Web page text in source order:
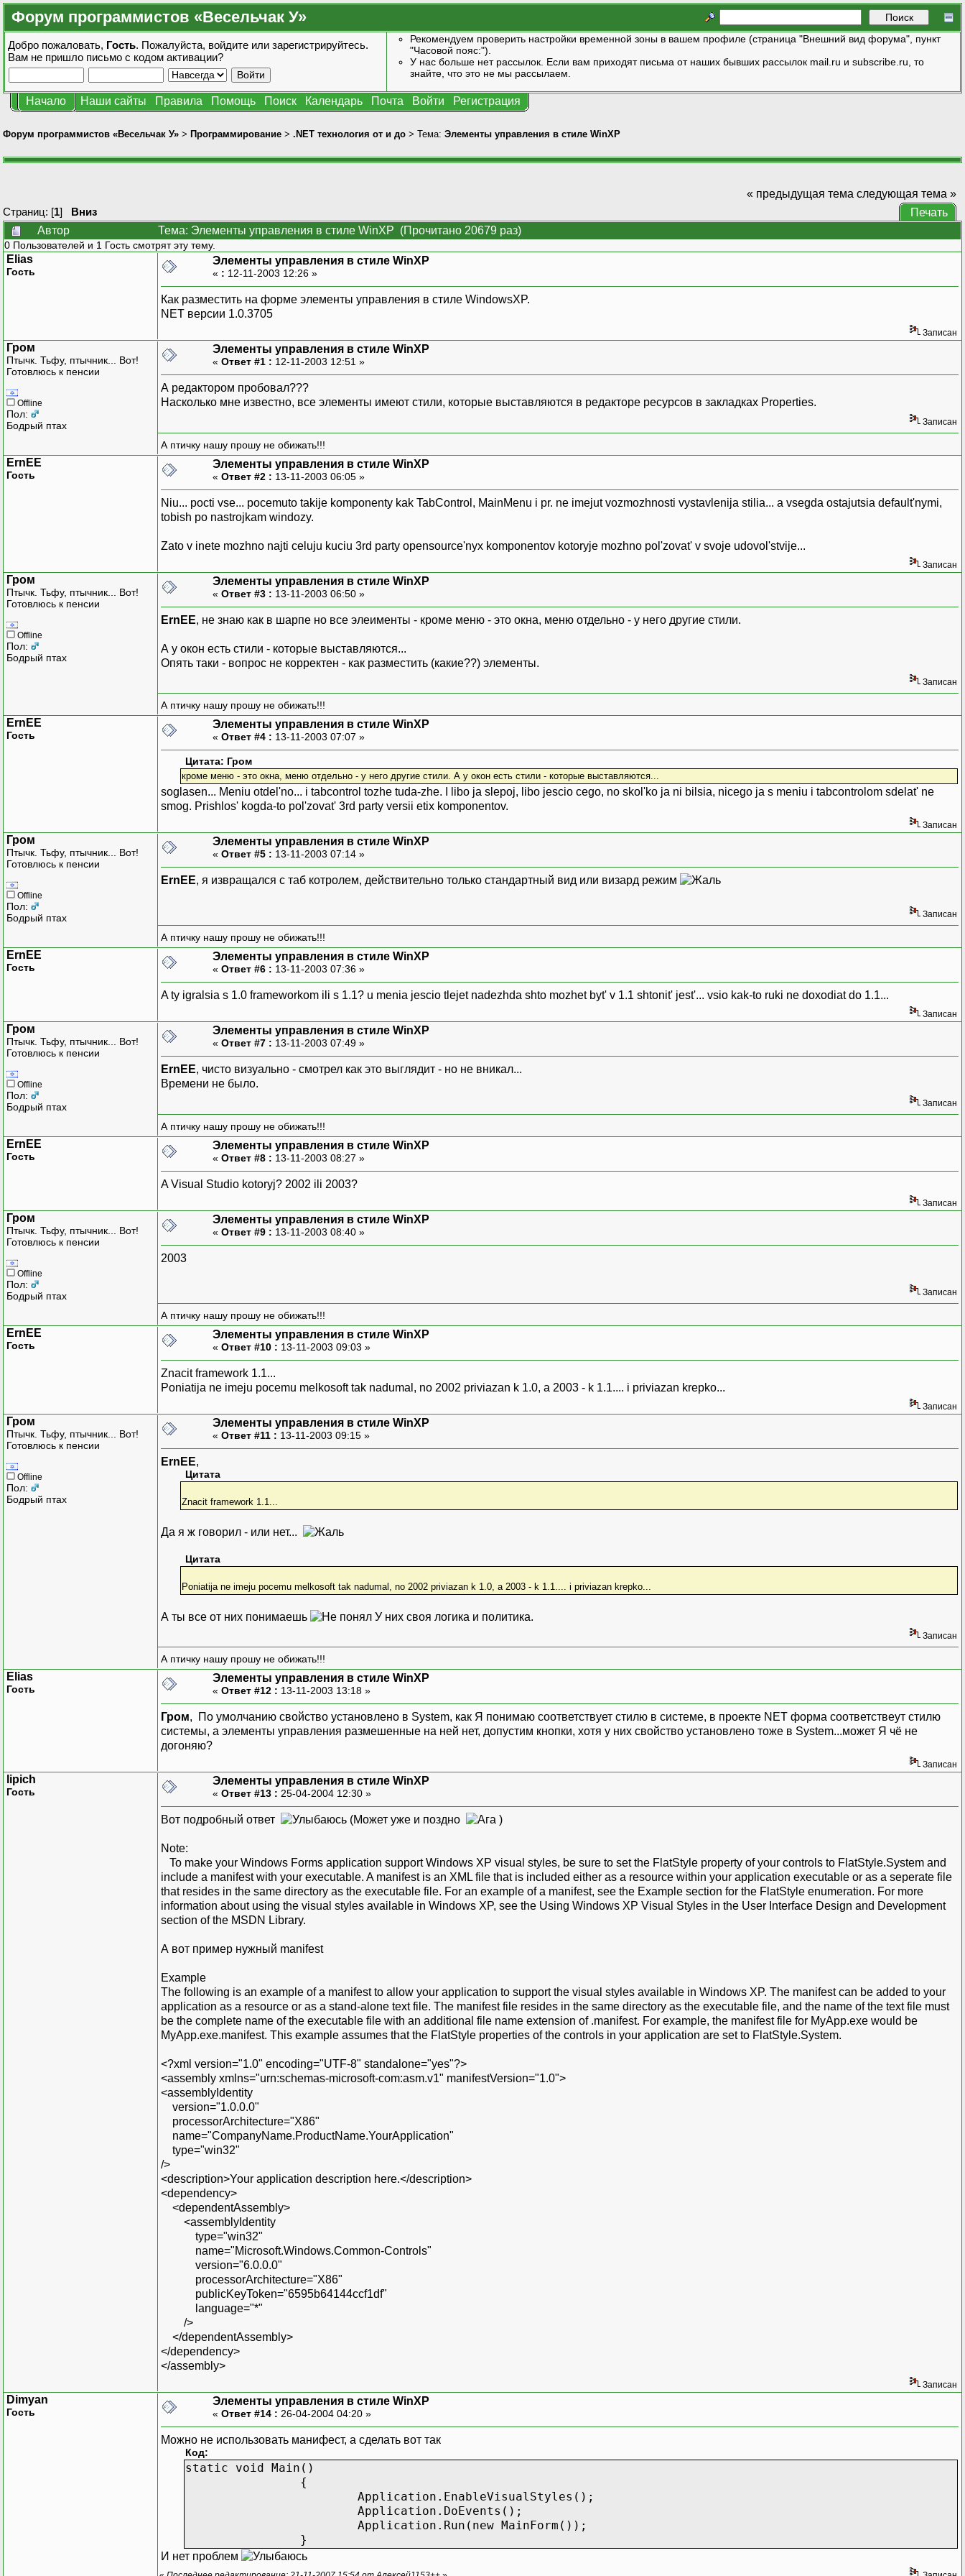
Форум программистов «Весельчак У»
Добро пожаловать, Гость. Пожалуйста, войдите или зарегистрируйтесь.
Вам не пришло письмо с кодом активации?
Рекомендуем проверить настройки временной зоны в вашем профиле (страница "Внешний вид форума", пункт
"Часовой пояс:").
У нас больше нет рассылок. Если вам приходят письма от наших бывших рассылок mail.ru и subscribe.ru, то
знайте, что это не мы рассылаем.
Начало Наши сайты Правила Помощь Поиск Календарь Почта Войти Регистрация
Форум программистов «Весельчак У» > Программирование > .NET технология от и до > Тема: Элементы управления в стиле WinXP
Страниц: [1] Вниз
« предыдущая тема следующая тема »
Печать
Автор
Тема: Элементы управления в стиле WinXP (Прочитано 20679 раз)
0 Пользователей и 1 Гость смотрят эту тему.
Elias
Гость
Элементы управления в стиле WinXP
« : 12-11-2003 12:26 »
Как разместить на форме элементы управления в стиле WindowsXP.
NET версии 1.0.3705
Записан
Гром
Птычк. Тьфу, птычник... Вот!
Готовлюсь к пенсии
Offline
Пол:
Бодрый птах
Элементы управления в стиле WinXP
« Ответ #1 : 12-11-2003 12:51 »
А редактором пробовал???
Насколько мне известно, все элементы имеют стили, которые выставляются в редакторе ресурсов в закладках Properties.
Записан
А птичку нашу прошу не обижать!!!
ErnEE
Гость
Элементы управления в стиле WinXP
« Ответ #2 : 13-11-2003 06:05 »
Niu... pocti vse... pocemuto takije komponenty kak TabControl, MainMenu i pr. ne imejut vozmozhnosti vystavlenija stilia... a vsegda ostajutsia default'nymi,
tobish po nastrojkam windozy.
Zato v inete mozhno najti celuju kuciu 3rd party opensource'nyx komponentov kotoryje mozhno pol'zovat' v svoje udovol'stvije...
Записан
Гром
Птычк. Тьфу, птычник... Вот!
Готовлюсь к пенсии
Offline
Пол:
Бодрый птах
Элементы управления в стиле WinXP
« Ответ #3 : 13-11-2003 06:50 »
ErnEE, не знаю как в шарпе но все элеименты - кроме меню - это окна, меню отдельно - у него другие стили.
А у окон есть стили - которые выставляются...
Опять таки - вопрос не корректен - как разместить (какие??) элементы.
Записан
А птичку нашу прошу не обижать!!!
ErnEE
Гость
Элементы управления в стиле WinXP
« Ответ #4 : 13-11-2003 07:07 »
Цитата: Гром
кроме меню - это окна, меню отдельно - у него другие стили. А у окон есть стили - которые выставляются...
soglasen... Meniu otdel'no... i tabcontrol tozhe tuda-zhe. I libo ja slepoj, libo jescio cego, no skol'ko ja ni bilsia, nicego ja s meniu i tabcontrolom sdelat' ne
smog. Prishlos' kogda-to pol'zovat' 3rd party versii etix komponentov.
Записан
Гром
Птычк. Тьфу, птычник... Вот!
Готовлюсь к пенсии
Offline
Пол:
Бодрый птах
Элементы управления в стиле WinXP
« Ответ #5 : 13-11-2003 07:14 »
ErnEE, я извращался с таб котролем, действительно только стандартный вид или визард режим
Записан
А птичку нашу прошу не обижать!!!
ErnEE
Гость
Элементы управления в стиле WinXP
« Ответ #6 : 13-11-2003 07:36 »
A ty igralsia s 1.0 frameworkom ili s 1.1? u menia jescio tlejet nadezhda shto mozhet byt' v 1.1 shtonit' jest'... vsio kak-to ruki ne doxodiat do 1.1...
Записан
Гром
Птычк. Тьфу, птычник... Вот!
Готовлюсь к пенсии
Offline
Пол:
Бодрый птах
Элементы управления в стиле WinXP
« Ответ #7 : 13-11-2003 07:49 »
ErnEE, чисто визуально - смотрел как это выглядит - но не вникал...
Времени не было.
Записан
А птичку нашу прошу не обижать!!!
ErnEE
Гость
Элементы управления в стиле WinXP
« Ответ #8 : 13-11-2003 08:27 »
A Visual Studio kotoryj? 2002 ili 2003?
Записан
Гром
Птычк. Тьфу, птычник... Вот!
Готовлюсь к пенсии
Offline
Пол:
Бодрый птах
Элементы управления в стиле WinXP
« Ответ #9 : 13-11-2003 08:40 »
2003
Записан
А птичку нашу прошу не обижать!!!
ErnEE
Гость
Элементы управления в стиле WinXP
« Ответ #10 : 13-11-2003 09:03 »
Znacit framework 1.1...
Poniatija ne imeju pocemu melkosoft tak nadumal, no 2002 priviazan k 1.0, a 2003 - k 1.1.... i priviazan krepko...
Записан
Гром
Птычк. Тьфу, птычник... Вот!
Готовлюсь к пенсии
Offline
Пол:
Бодрый птах
Элементы управления в стиле WinXP
« Ответ #11 : 13-11-2003 09:15 »
ErnEE,
Цитата
Znacit framework 1.1...
Да я ж говорил - или нет...
Цитата
Poniatija ne imeju pocemu melkosoft tak nadumal, no 2002 priviazan k 1.0, a 2003 - k 1.1.... i priviazan krepko...
А ты все от них понимаешь У них своя логика и политика.
Записан
А птичку нашу прошу не обижать!!!
Elias
Гость
Элементы управления в стиле WinXP
« Ответ #12 : 13-11-2003 13:18 »
Гром, По умолчанию свойство установлено в System, как Я понимаю соответствует стилю в системе, в проекте NET форма соответствеут стилю
системы, а элементы управления размешенные на ней нет, допустим кнопки, хотя у них свойство установлено тоже в System...может Я чё не
догоняю?
Записан
lipich
Гость
Элементы управления в стиле WinXP
« Ответ #13 : 25-04-2004 12:30 »
Вот подробный ответ (Может уже и поздно )
Note:
To make your Windows Forms application support Windows XP visual styles, be sure to set the FlatStyle property of your controls to FlatStyle.System and
include a manifest with your executable. A manifest is an XML file that is included either as a resource within your application executable or as a seperate file
that resides in the same directory as the executable file. For an example of a manifest, see the Example section for the FlatStyle enumeration. For more
information about using the visual styles available in Windows XP, see the Using Windows XP Visual Styles in the User Interface Design and Development
section of the MSDN Library.
А вот пример нужный manifest
Example
The following is an example of a manifest to allow your application to support the visual styles available in Windows XP. The manifest can be added to your
application as a resource or as a stand-alone text file. The manifest file resides in the same directory as the executable file, and the name of the text file must
be the complete name of the executable file with an additional file name extension of .manifest. For example, the manifest file for MyApp.exe would be
MyApp.exe.manifest. This example assumes that the FlatStyle properties of the controls in your application are set to FlatStyle.System.
<?xml version="1.0" encoding="UTF-8" standalone="yes"?>
<assembly xmlns="urn:schemas-microsoft-com:asm.v1" manifestVersion="1.0">
<assemblyIdentity
version="1.0.0.0"
processorArchitecture="X86"
name="CompanyName.ProductName.YourApplication"
type="win32"
/>
<description>Your application description here.</description>
<dependency>
<dependentAssembly>
<assemblyIdentity
type="win32"
name="Microsoft.Windows.Common-Controls"
version="6.0.0.0"
processorArchitecture="X86"
publicKeyToken="6595b64144ccf1df"
language="*"
/>
</dependentAssembly>
</dependency>
</assembly>
Записан
Dimyan
Гость
Элементы управления в стиле WinXP
« Ответ #14 : 26-04-2004 04:20 »
Можно не использовать манифест, а сделать вот так
Код:
static void Main()
{
Application.EnableVisualStyles();
Application.DoEvents();
Application.Run(new MainForm());
}
И нет проблем